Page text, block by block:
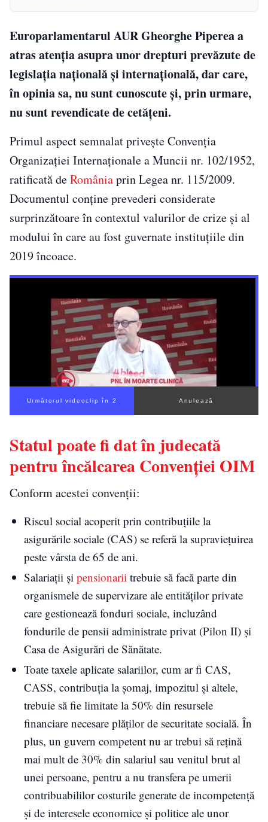
Europarlamentarul AUR Gheorghe Piperea a
atras atenția asupra unor drepturi prevăzute de
legislația națională și internațională, dar care,
în opinia sa, nu sunt cunoscute și, prin urmare,
nu sunt revendicate de cetățeni.
Primul aspect semnalat privește Convenția
Organizației Internaționale a Muncii nr. 102/1952,
ratificată deRomâniaprin Legea nr. 115/2009.
Documentul conține prevederi considerate
surprinzătoare în contextul valurilor de crize și al
modului în care au fost guvernate instituțiile din
2019 încoace.
Următorul videoclip în 1 Anulează
Statul poate fi dat în judecată
pentru încălcarea Convenției OIM
Conform acestei convenții:
Riscul social acoperit prin contribuțiile la
asigurările sociale (CAS) se referă la supraviețuirea
peste vârsta de 65 de ani.
Salariații și pensionarii trebuie să facă parte din
organismele de supervizare ale entităților private
care gestionează fonduri sociale, incluzând
fondurile de pensii administrate privat (Pilon II) și
Casa de Asigurări de Sănătate.
Toate taxele aplicate salariilor, cum ar fi CAS,
CASS, contribuția la șomaj, impozitul și altele,
trebuie să fie limitate la 50% din resursele
financiare necesare plăților de securitate socială. În
plus, un guvern competent nu ar trebui să rețină
mai mult de 30% din salariul sau venitul brut al
unei persoane, pentru a nu transfera pe umerii
contribuabililor costurile generate de incompetență
și de interesele economice și politice ale unor